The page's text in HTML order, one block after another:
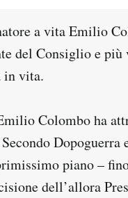
a vita Emilio
del Consiglio e
in vita.
Colombo ha
Dopoguerra
piano –
dell’allora